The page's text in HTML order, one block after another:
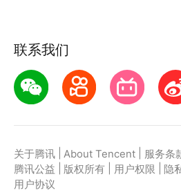
联系我们
关于腾讯 About Tencent 服务条
腾讯公益
版权所有 用户权限 隐
用户协议